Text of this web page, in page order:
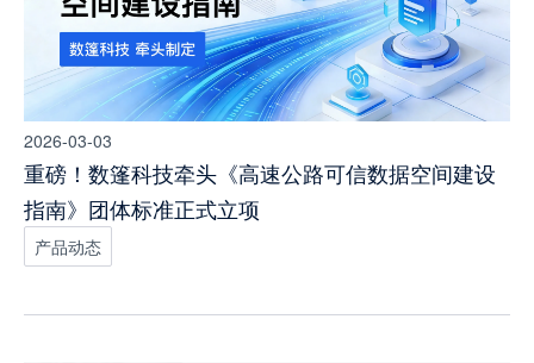
2026-03-03
重磅！数篷科技牵头《高速公路可信数据空间建设
指南》团体标准正式立项
产品动态